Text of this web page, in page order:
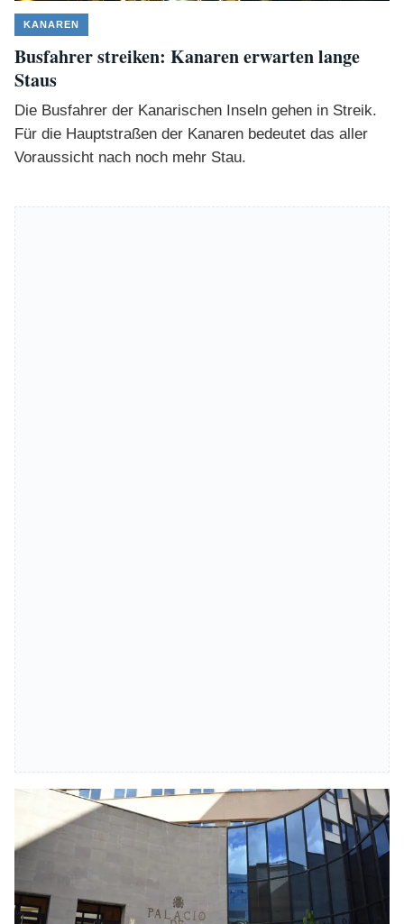
KANAREN
Busfahrer streiken: Kanaren erwarten lange
Staus
Die Busfahrer der Kanarischen Inseln gehen in Streik.
Für die Hauptstraßen der Kanaren bedeutet das aller
Voraussicht nach noch mehr Stau.